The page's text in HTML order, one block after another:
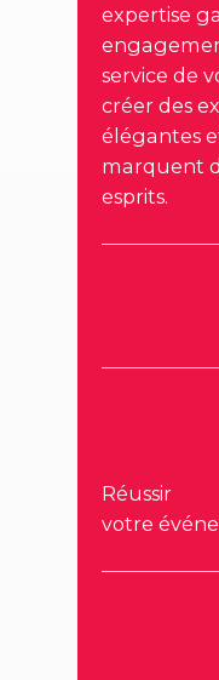
expertise
service de
créer des
élégantes
marquent
esprits.
Réussir
votre